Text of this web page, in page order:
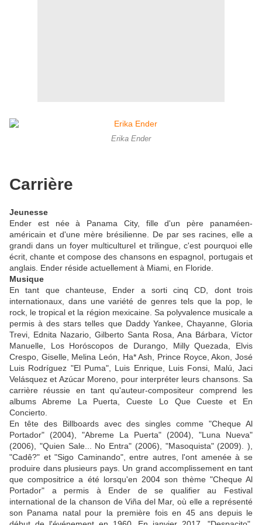
Erika Ender
Carrière
Jeunesse
Ender est née à Panama City, fille d'un père panaméen-
américain et d'une mère brésilienne. De par ses racines, elle a
grandi dans un foyer multiculturel et trilingue, c'est pourquoi elle
écrit, chante et compose des chansons en espagnol, portugais et
anglais. Ender réside actuellement à Miami, en Floride.
Musique
En tant que chanteuse, Ender a sorti cinq CD, dont trois
internationaux, dans une variété de genres tels que la pop, le
rock, le tropical et la région mexicaine. Sa polyvalence musicale a
permis à des stars telles que Daddy Yankee, Chayanne, Gloria
Trevi, Ednita Nazario, Gilberto Santa Rosa, Ana Bárbara, Víctor
Manuelle, Los Horóscopos de Durango, Milly Quezada, Elvis
Crespo, Giselle, Melina León, Ha* Ash, Prince Royce, Akon, José
Luis Rodríguez "El Puma", Luis Enrique, Luis Fonsi, Malú, Jaci
Velásquez et Azúcar Moreno, pour interpréter leurs chansons. Sa
carrière réussie en tant qu'auteur-compositeur comprend les
albums Abreme La Puerta, Cueste Lo Que Cueste et En
Concierto.
En tête des Billboards avec des singles comme "Cheque Al
Portador" (2004), "Abreme La Puerta" (2004), "Luna Nueva"
(2006), "Quien Sale... No Entra" (2006), "Masoquista" (2009). ),
"Cadê?" et "Sigo Caminando", entre autres, l'ont amenée à se
produire dans plusieurs pays. Un grand accomplissement en tant
que compositrice a été lorsqu'en 2004 son thème "Cheque Al
Portador" a permis à Ender de se qualifier au Festival
international de la chanson de Viña del Mar, où elle a représenté
son Panama natal pour la première fois en 45 ans depuis le